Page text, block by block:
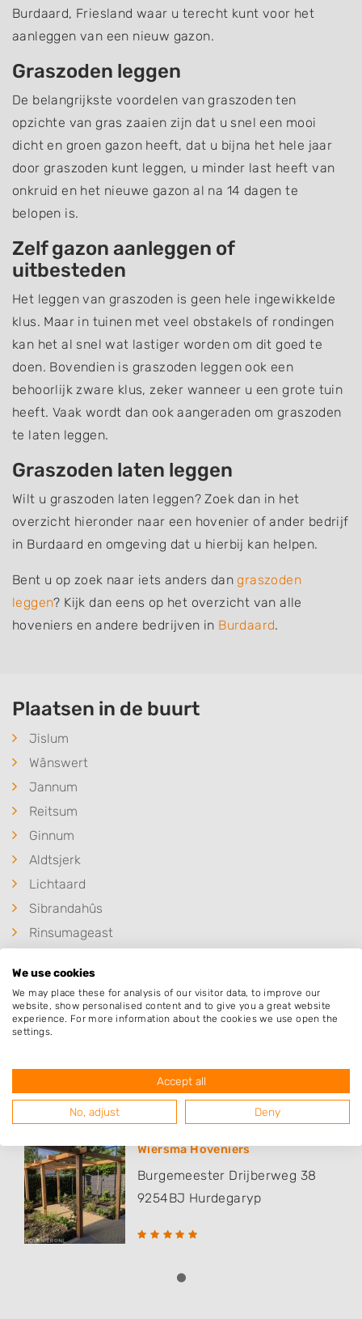
Burdaard, Friesland waar u terecht kunt voor het
aanleggen van een nieuw gazon.
Graszoden leggen
De belangrijkste voordelen van graszoden ten
opzichte van gras zaaien zijn dat u snel een mooi
dicht en groen gazon heeft, dat u bijna het hele jaar
door graszoden kunt leggen, u minder last heeft van
onkruid en het nieuwe gazon al na 14 dagen te
belopen is.
Zelf gazon aanleggen of
uitbesteden
Het leggen van graszoden is geen hele ingewikkelde
klus. Maar in tuinen met veel obstakels of rondingen
kan het al snel wat lastiger worden om dit goed te
doen. Bovendien is graszoden leggen ook een
behoorlijk zware klus, zeker wanneer u een grote tuin
heeft. Vaak wordt dan ook aangeraden om graszoden
te laten leggen.
Graszoden laten leggen
Wilt u graszoden laten leggen? Zoek dan in het
overzicht hieronder naar een hovenier of ander bedrijf
in Burdaard en omgeving dat u hierbij kan helpen.
Bent u op zoek naar iets anders dangraszoden
leggen? Kijk dan eens op het overzicht van alle
hoveniers en andere bedrijven in Burdaard.
Plaatsen in de buurt
Jislum
Wânswert
Jannum
Reitsum
Ginnum
Aldtsjerk
Lichtaard
Sibrandahûs
Rinsumageast
Oentsjerk
Readtsjerk
Populaire hoveniers
Wiersma Hoveniers
Burgemeester Drijberweg 38
9254BJ Hurdegaryp
We use cookies
We may place these for analysis of our visitor data, to improve our
website, show personalised content and to give you a great website
experience. For more information about the cookies we use open the
settings.
Accept all
No, adjust Deny